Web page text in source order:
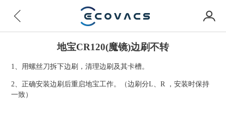
地宝CR120(魔镜)边刷不转
1、用螺丝刀拆下边刷，清理边刷及其卡槽。
2、正确安装边刷后重启地宝工作。（边刷分L、R ，安装时保持
一致）